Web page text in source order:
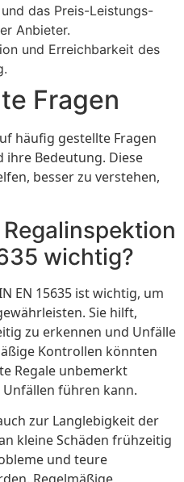
das Preis-Leistungs-
Anbieter.
und Erreichbarkeit des
Fragen
häufig gestellte Fragen
ihre Bedeutung. Diese
besser zu verstehen,
wichtig?
EN 15635 ist wichtig, um
Sie hilft,
zu erkennen und Unfälle
Kontrollen könnten
Regale unbemerkt
führen kann.
zur Langlebigkeit der
kleine Schäden frühzeitig
und teure